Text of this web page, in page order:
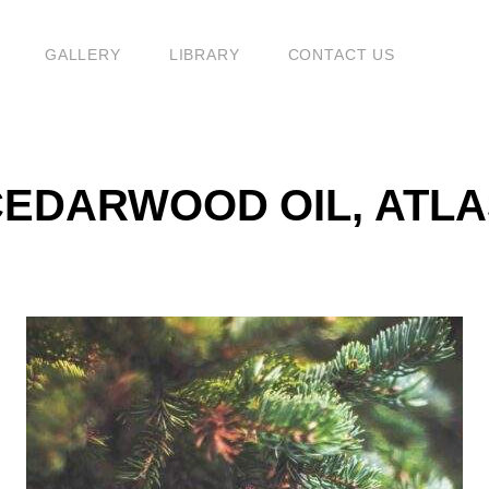
GALLERY LIBRARY CONTACT US
OIL,